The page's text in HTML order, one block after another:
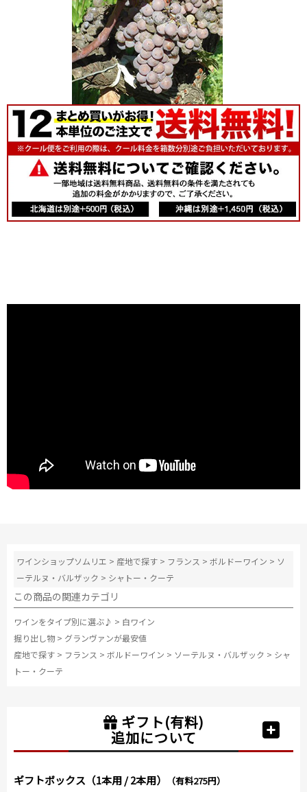
ワインショップソムリエ > 産地で探す > フランス >ボルドーワイン > ソ
ーテルヌ・バルザック > シャトー・クーテ
この商品の関連カテゴリ
ワインをタイプ別に選ぶ♪ > 白ワイン
掘り出し物 > グランヴァンが最安値
産地で探す > フランス > ボルドーワイン > ソーテルヌ・バルザック > シャ
トー・クーテ
ギフト(有料)
追加について
ギフトボックス（1本用 / 2本用） （有料275円）